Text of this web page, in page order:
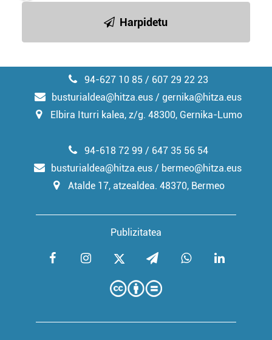
Harpidetu
94-627 10 85 / 607 29 22 23
busturialdea@hitza.eus / gernika@hitza.eus
Elbira Iturri kalea, z/g. 48300, Gernika-Lumo
Publizitatea
94-618 72 99 / 647 35 56 54
busturialdea@hitza.eus / bermeo@hitza.eus
Atalde 17, atzealdea. 48370, Bermeo